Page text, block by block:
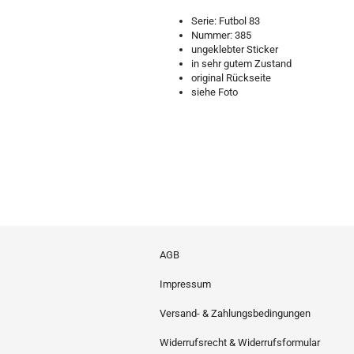
Serie: Futbol 83
Nummer: 385
ungeklebter Sticker
in sehr gutem Zustand
original Rückseite
siehe Foto
AGB
Impressum
Versand- & Zahlungsbedingungen
Widerrufsrecht & Widerrufsformular